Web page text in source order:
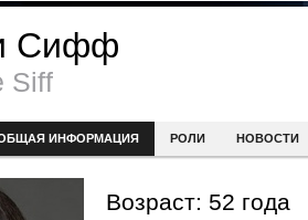
Сифф
Siff
ИНФОРМАЦИЯ РОЛИ НОВОСТИ
Возраст: 52 года